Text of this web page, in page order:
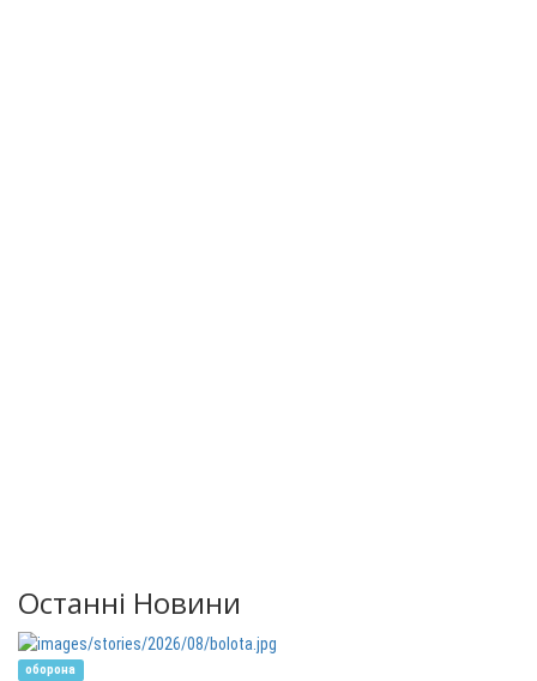
Останні Новини
оборона